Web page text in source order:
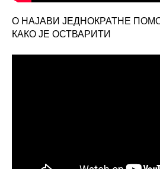
О НАЈАВИ ЈЕДНОКРАТНЕ
КАКО ЈЕ ОСТВАРИТИ